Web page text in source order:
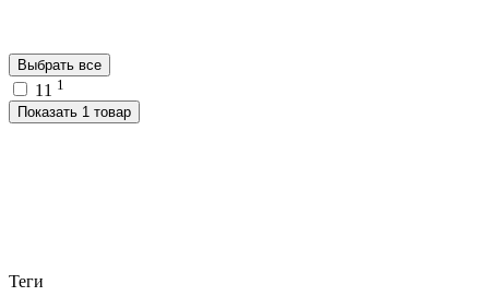
Выбрать все
11 1
Показать 1 товар
Теги